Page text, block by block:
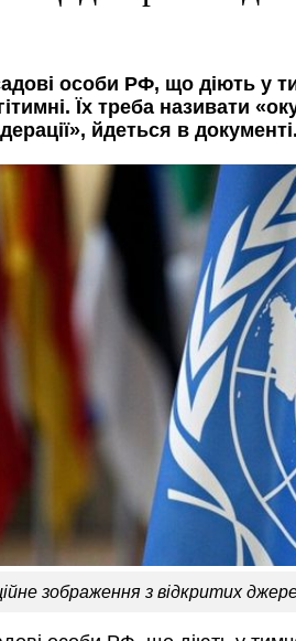
особи РФ, що діють у
Їх треба називати
йдеться в документі.
зображення з відкритих